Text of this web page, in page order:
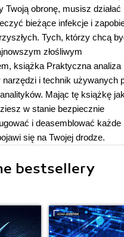
Twoją obronę, musisz działać
bieżące infekcje i
Tych, którzy chcą
złośliwym
książka Praktyczna analiza
narzędzi i technik używanych
Mając tę książkę
w stanie bezpiecznie
i deasemblować każde
się na Twojej drodze.
bestsellery